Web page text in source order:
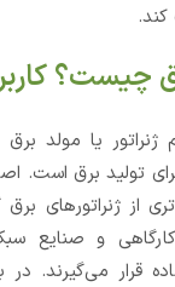
چیست؟
ژنراتور یا مولد
تولید برق است.
از ژنراتورهای
و صنایع
قرار می‌گیرند.